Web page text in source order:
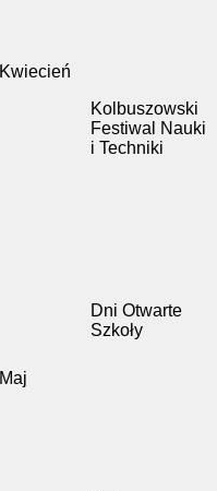
Kwiecień
Kolbuszowski
Festiwal Nauki
i Techniki
Maj
Dni Otwarte
Szkoły